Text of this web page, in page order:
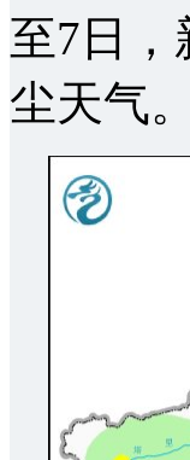
至7日
尘天气。